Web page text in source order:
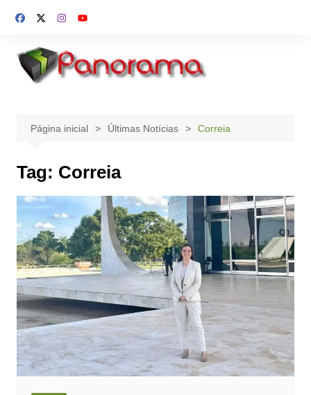
para
conteúdo
Página inicial Últimas Notícias Correia
Tag: Correia